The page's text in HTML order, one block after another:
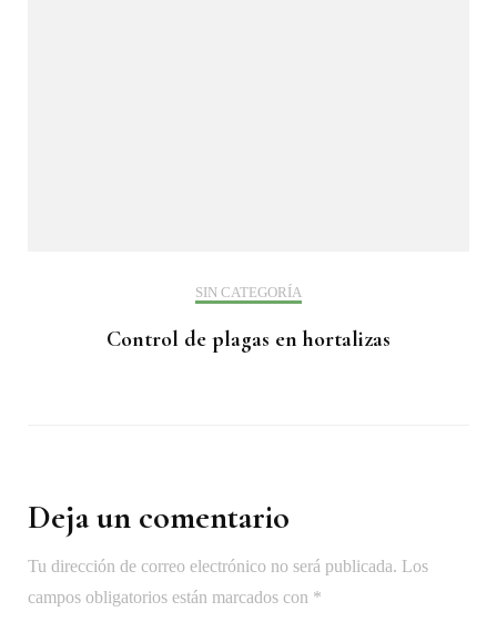
SIN CATEGORÍA
Control de plagas en hortalizas
Deja un comentario
Tu dirección de correo electrónico no será publicada. Los
campos obligatorios están marcados con *